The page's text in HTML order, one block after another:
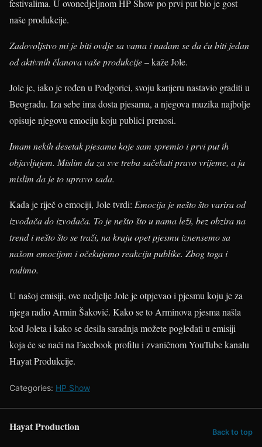
festivalima. U ovonedjeljnom HP Show po prvi put bio je gost
naše produkcije.
Zadovoljstvo mi je biti ovdje sa vama i nadam se da ću biti jedan
od aktivnih članova vaše produkcije –kaže Jole.
Jole je, iako je rođen u Podgorici, svoju karijeru nastavio graditi u
Beogradu. Iza sebe ima dosta pjesama, a njegova muzika najbolje
opisuje njegovu emociju koju publici prenosi.
Imam nekih desetak pjesama koje sam spremio i prvi put ih
objavljujem. Mislim da za sve treba sačekati pravo vrijeme, a ja
mislim da je to upravo sada.
Kada je riječ o emociji, Jole tvrdi: Emocija je nešto što varira od
izvođača do izvođača. To je nešto što u nama leži, bez obzira na
trend i nešto što se traži, na kraju opet pjesmu iznensemo sa
našom emocijom i očekujemo reakciju publike. Zbog toga i
radimo.
U našoj emisiji, ove nedjelje Jole je otpjevao i pjesmu koju je za
njega radio Armin Šaković. Kako se to Arminova pjesma našla
kod Joleta i kako se desila saradnja možete pogledati u emisiji
koja će se naći na Facebook profilu i zvaničnom YouTube kanalu
Hayat Produkcije.
Categories: HP Show
Hayat Production Back to top